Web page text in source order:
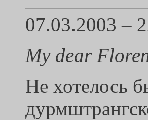
07.03.2003 –
My dear
Не хотелось